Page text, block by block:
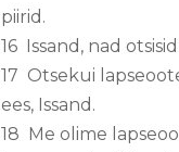
piirid.
16 Issand, nad
17 Otsekui
ees, Issand.
18 Me olime